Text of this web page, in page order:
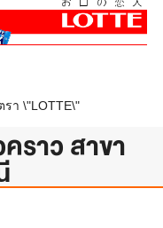
า \"LOTTE\"
ราว สาขา